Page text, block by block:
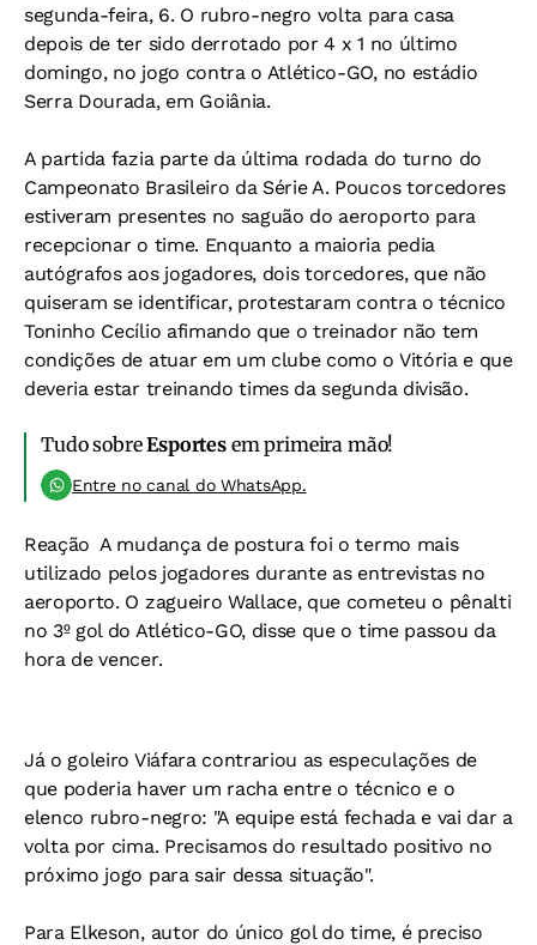
segunda-feira, 6. O rubro-negro volta para casa
depois de ter sido derrotado por 4 x 1 no último
domingo, no jogo contra o Atlético-GO, no estádio
Serra Dourada, em Goiânia.
A partida fazia parte da última rodada do turno do
Campeonato Brasileiro da Série A. Poucos torcedores
estiveram presentes no saguão do aeroporto para
recepcionar o time. Enquanto a maioria pedia
autógrafos aos jogadores, dois torcedores, que não
quiseram se identificar, protestaram contra o técnico
Toninho Cecílio afimando que o treinador não tem
condições de atuar em um clube como o Vitória e que
deveria estar treinando times da segunda divisão.
Tudo sobreEsportesem primeira mão!
Entre no canal do WhatsApp.
Reação  A mudança de postura foi o termo mais
utilizado pelos jogadores durante as entrevistas no
aeroporto. O zagueiro Wallace, que cometeu o pênalti
no 3º gol do Atlético-GO, disse que o time passou da
hora de vencer.
Já o goleiro Viáfara contrariou as especulações de
que poderia haver um racha entre o técnico e o
elenco rubro-negro: "A equipe está fechada e vai dar a
volta por cima. Precisamos do resultado positivo no
próximo jogo para sair dessa situação".
Para Elkeson, autor do único gol do time, é preciso